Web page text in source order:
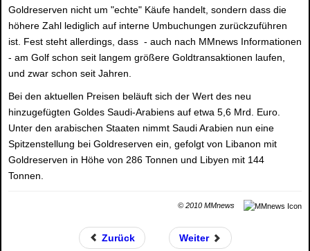
Goldreserven nicht um "echte" Käufe handelt, sondern dass die
höhere Zahl lediglich auf interne Umbuchungen zurückzuführen
ist. Fest steht allerdings, dass - auch nach MMnews Informationen
- am Golf schon seit langem größere Goldtransaktionen laufen,
und zwar schon seit Jahren.
Bei den aktuellen Preisen beläuft sich der Wert des neu
hinzugefügten Goldes Saudi-Arabiens auf etwa 5,6 Mrd. Euro.
Unter den arabischen Staaten nimmt Saudi Arabien nun eine
Spitzenstellung bei Goldreserven ein, gefolgt von Libanon mit
Goldreserven in Höhe von 286 Tonnen und Libyen mit 144
Tonnen.
© 2010 MMnews
Zurück Weiter